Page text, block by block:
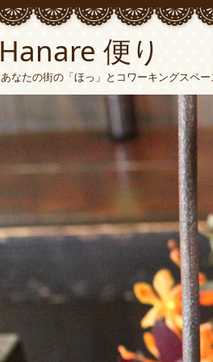
Hanare 便り
あなたの街の「ほっ」とコワーキングスペ